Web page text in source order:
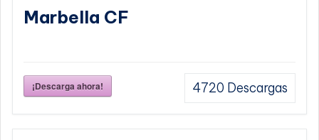
Marbella CF
¡Descarga ahora! 4720 Descargas